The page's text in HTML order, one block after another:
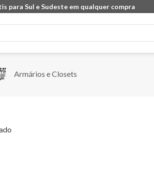
para Sul e Sudeste em qualquer compra
Armários e Closets